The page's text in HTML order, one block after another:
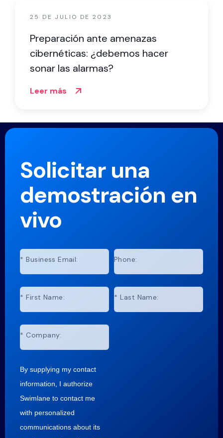
25 DE JULIO DE 2023
Preparación ante amenazas
cibernéticas: ¿debemos hacer
sonar las alarmas?
Leer más
Solicitar una
demostración en
vivo
* Business Email: Phone:
* First Name: * Last Name:
* Company:
By supplying my contact
information, I authorize
Swimlane to contact me
with personalized
communications about its